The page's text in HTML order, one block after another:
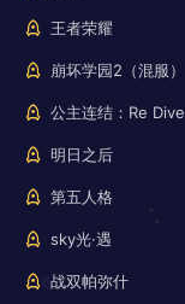
王者荣耀
崩坏学园2（混服）
公主连结：Re Dive
明日之后
第五人格
sky光·遇
战双帕弥什